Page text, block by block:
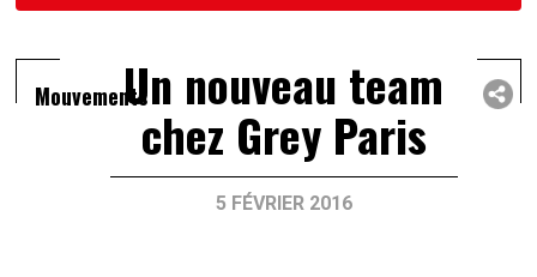
MouvementsUn nouveau team
chez Grey Paris
5 FÉVRIER 2016